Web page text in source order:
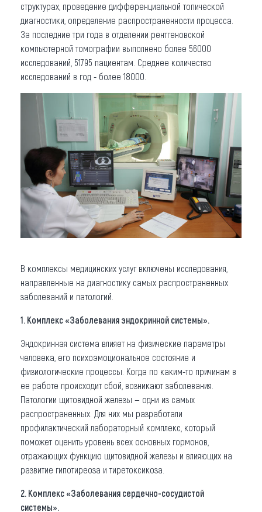
структурах, проведение дифференциальной топической
диагностики, определение распространенности процесса.
За последние три года в отделении рентгеновской
компьютерной томографии выполнено более 56000
исследований, 51795 пациентам. Среднее количество
исследований в год - более 18000.
В комплексы медицинских услуг включены исследования,
направленные на диагностику самых распространенных
заболеваний и патологий.
1. Комплекс «Заболевания эндокринной системы».
Эндокринная система влияет на физические параметры
человека, его психоэмоциональное состояние и
физиологические процессы. Когда по каким-то причинам в
ее работе происходит сбой, возникают заболевания.
Патологии щитовидной железы — одни из самых
распространенных. Для них мы разработали
профилактический лабораторный комплекс, который
поможет оценить уровень всех основных гормонов,
отражающих функцию щитовидной железы и влияющих на
развитие гипотиреоза и тиретоксикоза.
2. Комплекс «Заболевания сердечно-сосудистой
системы».